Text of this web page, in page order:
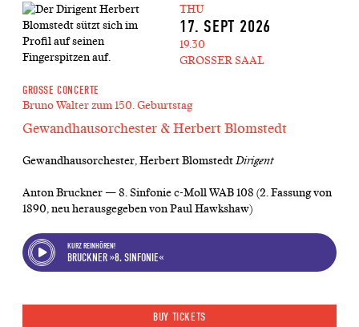
THU
17. SEPT 2026
19.30
GROSSER SAAL
GROSSE CONCERTE
Bruno Walter zum 150. Geburtstag
Gewandhausorchester & Herbert Blomstedt
Gewandhausorchester, Herbert BlomstedtDirigent
Anton Bruckner — 8. Sinfonie c-Moll WAB 108 (2. Fassung von
1890, neu herausgegeben von Paul Hawkshaw)
KURZ REINHÖREN!
BRUCKNER »8. SINFONIE«
BUY TICKETS